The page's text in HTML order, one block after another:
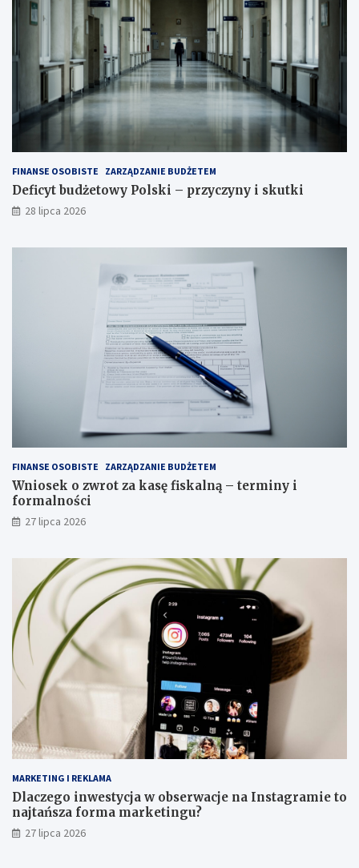
FINANSE OSOBISTE ZARZĄDZANIE BUDŻETEM
Deficyt budżetowy Polski – przyczyny i skutki
28 lipca 2026
FINANSE OSOBISTE ZARZĄDZANIE BUDŻETEM
Wniosek o zwrot za kasę fiskalną – terminy i
formalności
27 lipca 2026
MARKETING I REKLAMA
Dlaczego inwestycja w obserwacje na Instagramie to
najtańsza forma marketingu?
27 lipca 2026